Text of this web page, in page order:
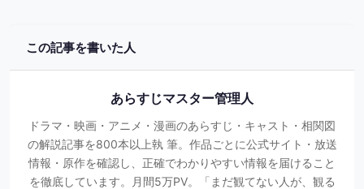
この記事を書いた人
あらすじマスター管理人
ドラマ・映画・アニメ・漫画のあらすじ・キャスト・相関図
の解説記事を800本以上執 筆。作品ごとに公式サイト・放送
情報・原作を確認し、正確でわかりやすい情報を届けること
を徹底しています。月間5万PV。「まだ観てない人が、観る